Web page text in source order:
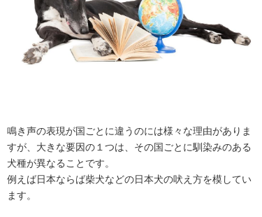
鳴き声の表現が国ごとに違うのには様々な理由がありま
すが、大きな要因の１つは、その国ごとに馴染みのある
犬種が異なることです。
例えば日本ならば柴犬などの日本犬の吠え方を模してい
ます。